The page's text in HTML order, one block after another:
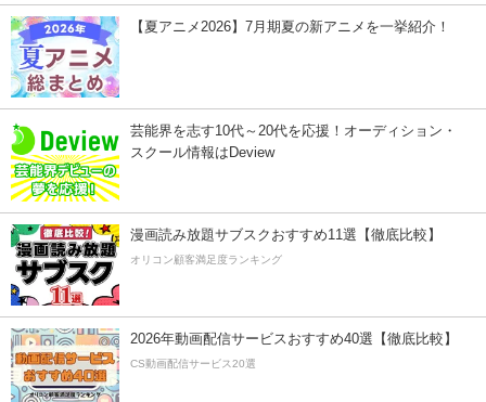
【夏アニメ2026】7月期夏の新アニメを一挙紹介！
芸能界を志す10代～20代を応援！オーディション・
スクール情報はDeview
漫画読み放題サブスクおすすめ11選【徹底比較】
オリコン顧客満足度ランキング
2026年動画配信サービスおすすめ40選【徹底比較】
CS動画配信サービス20選